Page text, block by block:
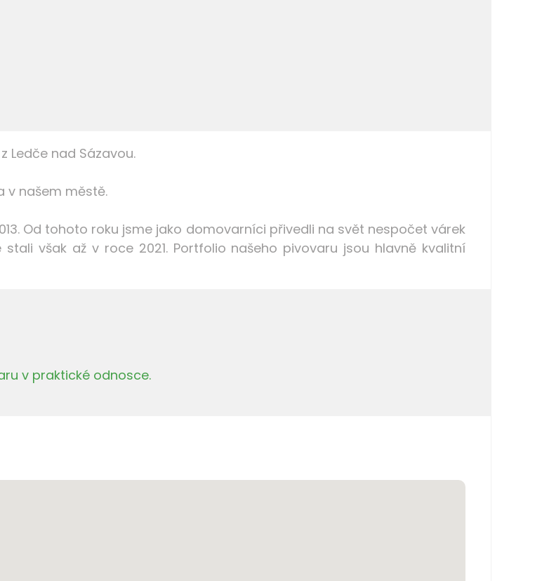
Ledče nad Sázavou.
v našem městě.
Od tohoto roku jsme jako domovarníci přivedli na svět nespočet várek
však až v roce 2021. Portfolio našeho pivovaru jsou hlavně kvalitní
v praktické odnosce.